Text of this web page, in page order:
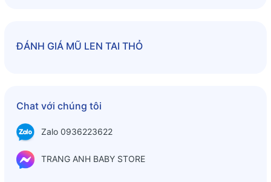
ĐÁNH GIÁ MŨ LEN TAI THỎ
Chat với chúng tôi
Zalo 0936223622
TRANG ANH BABY STORE